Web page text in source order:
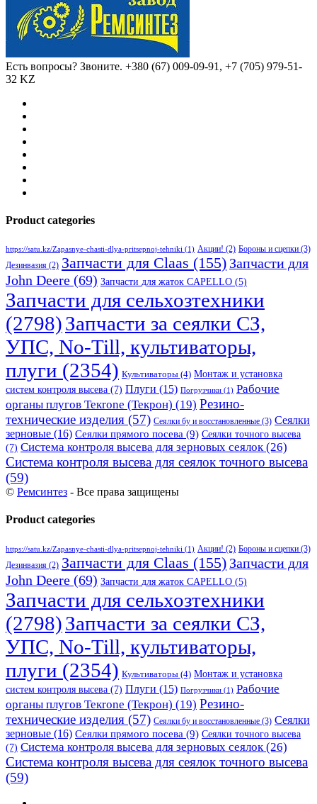
Есть вопросы? Звоните. +380 (67) 009-09-91, +7 (705) 979-51-
32 KZ
Product categories
https://satu.kz/Zapasnye-chasti-dlya-pritsepnoj-tehniki (1) Акции! (2) Бороны и сцепки (3)
Дезинвазия (2) Запчасти для Claas (155) Запчасти для
John Deere (69) Запчасти для жаток CAPELLO (5)
Запчасти для сельхозтехники
(2798)Запчасти за сеялки СЗ,
УПС, No-Till, культиваторы,
плуги (2354) Культиваторы (4) Монтаж и установка
систем контроля высева (7) Плуги (15) Погрузчики (1) Рабочие
органы плугов Текrоne (Текрон) (19) Резино-
технические изделия (57) Сеялки бу и восстановленные (3) Сеялки
зерновые (16) Сеялки прямого посева (9) Сеялки точного высева
(7) Система контроля высева для зерновых сеялок(26)
Система контроля высева для сеялок точного высева
(59)
© Ремсинтез - Все права защищены
Product categories
https://satu.kz/Zapasnye-chasti-dlya-pritsepnoj-tehniki (1) Акции! (2) Бороны и сцепки (3)
Дезинвазия (2) Запчасти для Claas (155) Запчасти для
John Deere (69) Запчасти для жаток CAPELLO (5)
Запчасти для сельхозтехники
(2798)Запчасти за сеялки СЗ,
УПС, No-Till, культиваторы,
плуги (2354) Культиваторы (4) Монтаж и установка
систем контроля высева (7) Плуги (15) Погрузчики (1) Рабочие
органы плугов Текrоne (Текрон) (19) Резино-
технические изделия (57) Сеялки бу и восстановленные (3) Сеялки
зерновые (16) Сеялки прямого посева (9) Сеялки точного высева
(7) Система контроля высева для зерновых сеялок (26)
Система контроля высева для сеялок точного высева
(59)